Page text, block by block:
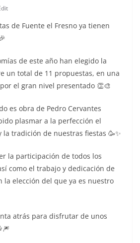
de Fuente el Fresno ya tienen
de este año han elegido la
un total de 11 propuestas, en una
el gran nivel presentado 👏🎨
es obra de Pedro Cervantes
plasmar a la perfección el
tradición de nuestras fiestas 🥳✨
la participación de todos los
como el trabajo y dedicación de
la elección del que ya es nuestro
atrás para disfrutar de unos